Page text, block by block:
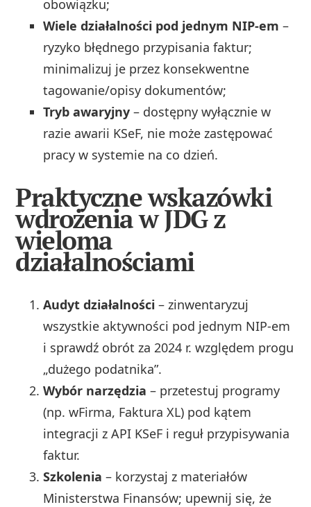
obowiązku;
Wiele działalności pod jednym NIP-em –
ryzyko błędnego przypisania faktur;
minimalizuj je przez konsekwentne
tagowanie/opisy dokumentów;
Tryb awaryjny – dostępny wyłącznie w
razie awarii KSeF, nie może zastępować
pracy w systemie na co dzień.
Praktyczne wskazówki
wdrożenia w JDG z
wieloma
działalnościami
Audyt działalności – zinwentaryzuj
wszystkie aktywności pod jednym NIP-em
i sprawdź obrót za 2024 r. względem progu
„dużego podatnika”.
Wybór narzędzia – przetestuj programy
(np. wFirma, Faktura XL) pod kątem
integracji z API KSeF i reguł przypisywania
faktur.
Szkolenia – korzystaj z materiałów
Ministerstwa Finansów; upewnij się, że